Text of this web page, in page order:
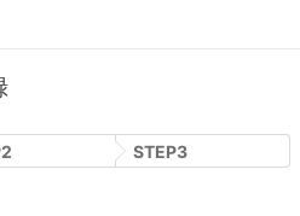
2 STEP3